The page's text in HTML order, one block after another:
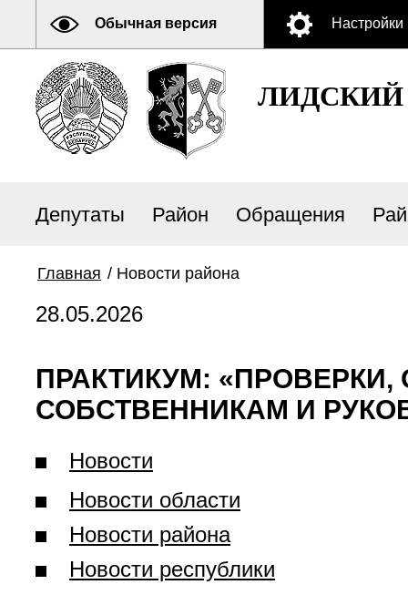
Обычная версия Настройки
Депутаты Район Обращения
Главная / Новости района
28.05.2026
ПРАКТИКУМ:
СОБСТВЕННИКАМ И
Новости
Новости области
Новости района
Новости республики